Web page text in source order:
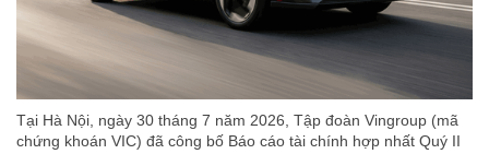
Tại Hà Nội, ngày 30 tháng 7 năm 2026, Tập đoàn Vingroup (mã
chứng khoán VIC) đã công bố Báo cáo tài chính hợp nhất Quý II